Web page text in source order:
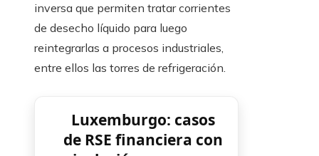
inversa que permiten tratar corrientes
de desecho líquido para luego
reintegrarlas a procesos industriales,
entre ellos las torres de refrigeración.
Luxemburgo: casos
de RSE financiera con